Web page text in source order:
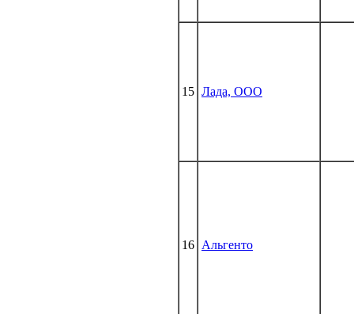
15 Лада, ООО
16 Альгенто